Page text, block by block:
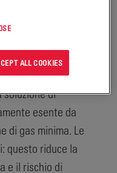
di merci.
di Classe I, II e III, le
di
soluzione di
esente da
di gas minima. Le
questo riduce la
e il rischio di
ALL COOKIES